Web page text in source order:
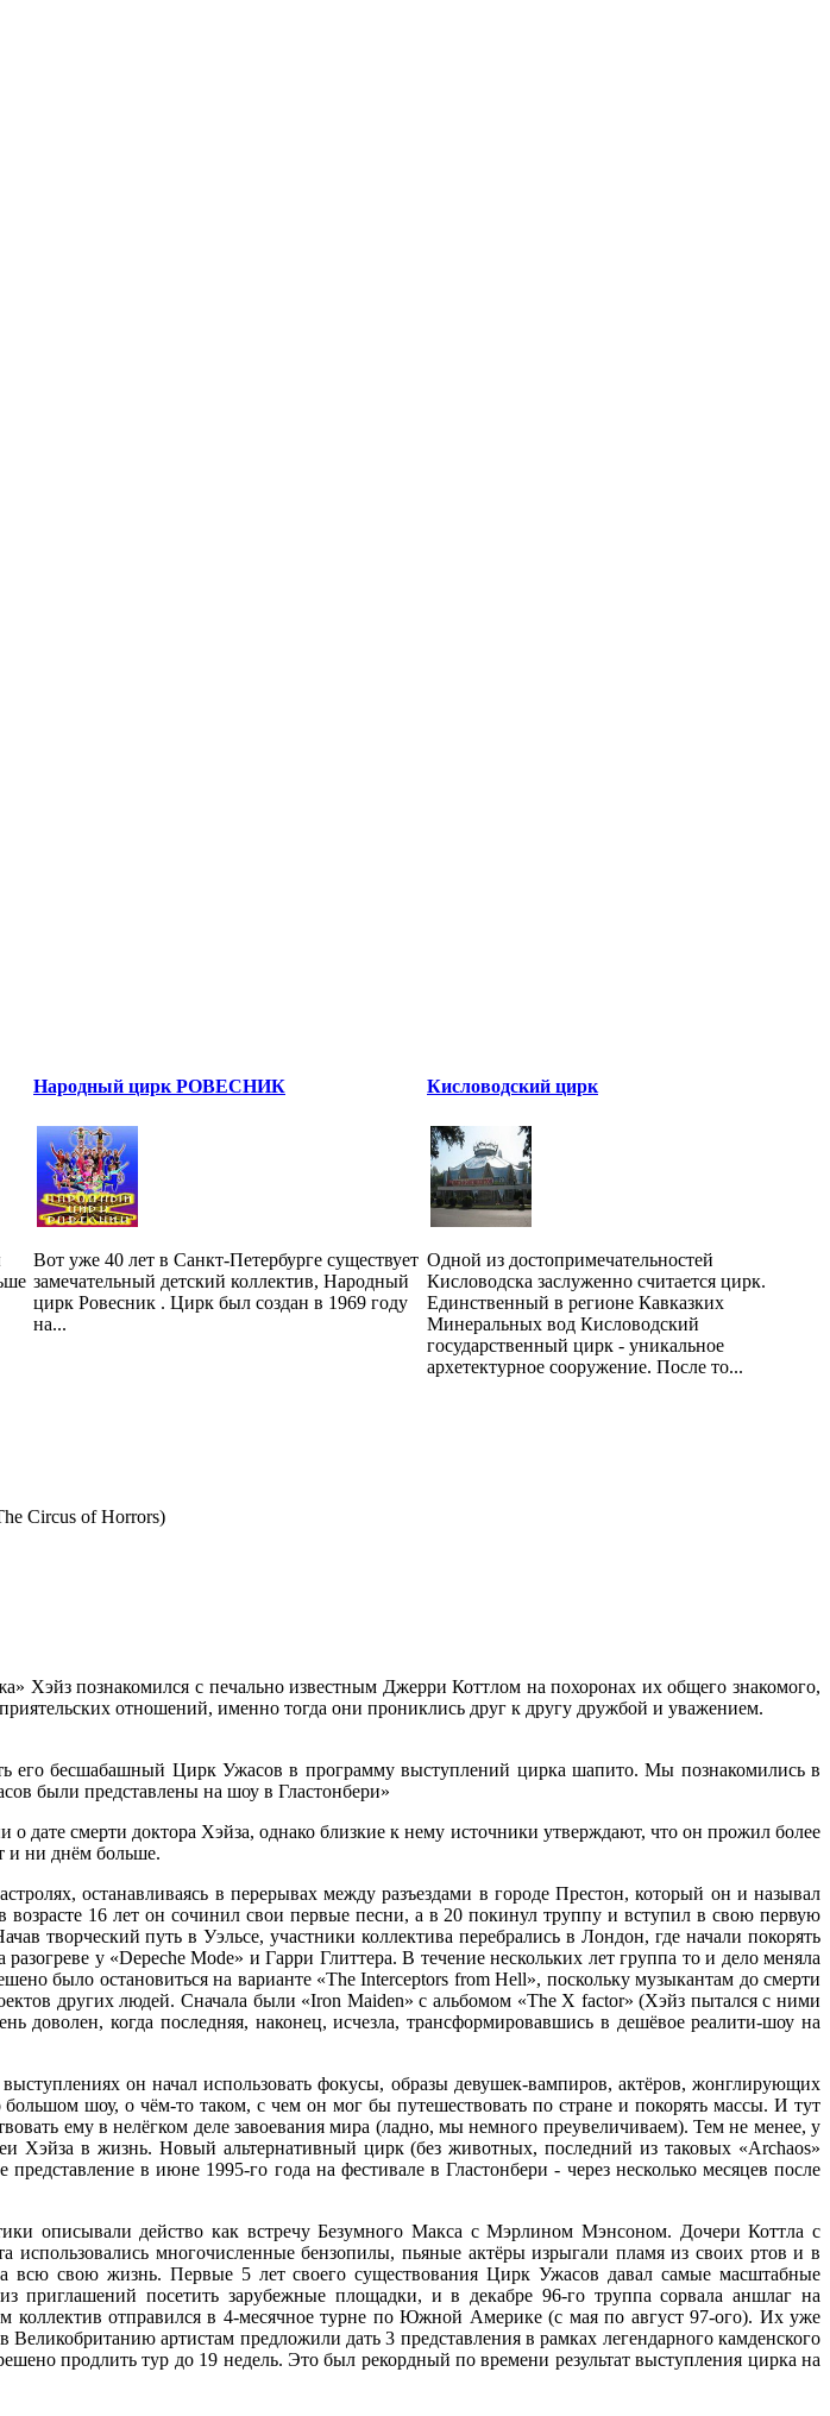
Народный цирк РОВЕСНИК
Вот уже 40 лет в Санкт-Петербурге существует
замечательный детский коллектив, Народный
цирк Ровесник . Цирк был создан в 1969 году
на...
Кисловодский цирк
Одной из достопримечательностей
Кисловодска заслуженно считается цирк.
Единственный в регионе Кавказких
Минеральных вод Кисловодский
государственный цирк - уникальное
архетектурное сооружение. После то...
Circus of Horrors)
Хэйз познакомился с печально известным Джерри Коттлом на похоронах их общего знакомого,
отношений, именно тогда они прониклись друг к другу дружбой и уважением.
его бесшабашный Цирк Ужасов в программу выступлений цирка шапито. Мы познакомились в
были представлены на шоу в Гластонбери»
смерти доктора Хэйза, однако близкие к нему источники утверждают, что он прожил более
и ни днём больше.
останавливаясь в перерывах между разъездами в городе Престон, который он и называл
16 лет он сочинил свои первые песни, а в 20 покинул труппу и вступил в свою первую
творческий путь в Уэльсе, участники коллектива перебрались в Лондон, где начали покорять
у «Depeche Mode» и Гарри Глиттера. В течение нескольких лет группа то и дело меняла
было остановиться на варианте «The Interceptors from Hell», поскольку музыкантам до смерти
других людей. Сначала были «Iron Maiden» с альбомом «The X factor» (Хэйз пытался с ними
доволен, когда последняя, наконец, исчезла, трансформировавшись в дешёвое реалити-шоу на
он начал использовать фокусы, образы девушек-вампиров, актёров, жонглирующих
шоу, о чём-то таком, с чем он мог бы путешествовать по стране и покорять массы. И тут
ему в нелёгком деле завоевания мира (ладно, мы немного преувеличиваем). Тем не менее, у
Хэйза в жизнь. Новый альтернативный цирк (без животных, последний из таковых «Archaos»
в июне 1995-го года на фестивале в Гластонбери - через несколько месяцев после
описывали действо как встречу Безумного Макса с Мэрлином Мэнсоном. Дочери Коттла с
использовались многочисленные бензопилы, пьяные актёры изрыгали пламя из своих ртов и в
всю свою жизнь. Первые 5 лет своего существования Цирк Ужасов давал самые масштабные
приглашений посетить зарубежные площадки, и в декабре 96-го труппа сорвала аншлаг на
коллектив отправился в 4-месячное турне по Южной Америке (с мая по август 97-ого). Их уже
артистам предложили дать 3 представления в рамках легендарного камденского
продлить тур до 19 недель. Это был рекордный по времени результат выступления цирка на